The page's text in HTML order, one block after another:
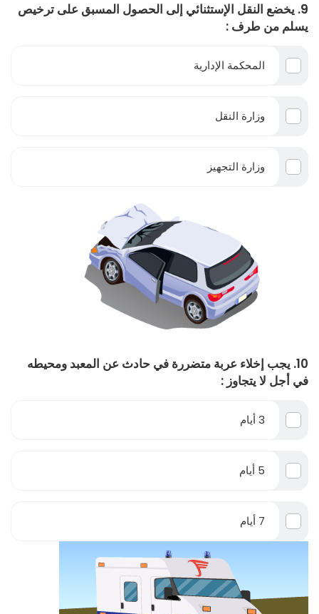
9. يخضع النقل الإستثنائي إلى الحصول المسبق على ترخيص
يسلم من طرف :
المحكمة الإدارية
وزارة النقل
وزارة التجهيز
10. يجب إخلاء عربة متضررة في حادث عن المعبد ومحيطه
في أجل لا يتجاوز :
3 أيام
5 أيام
7 أيام